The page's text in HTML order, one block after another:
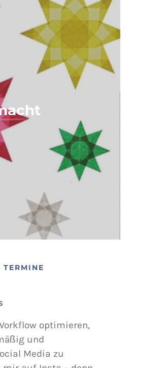
TERMINE
optimieren,
und
Media zu